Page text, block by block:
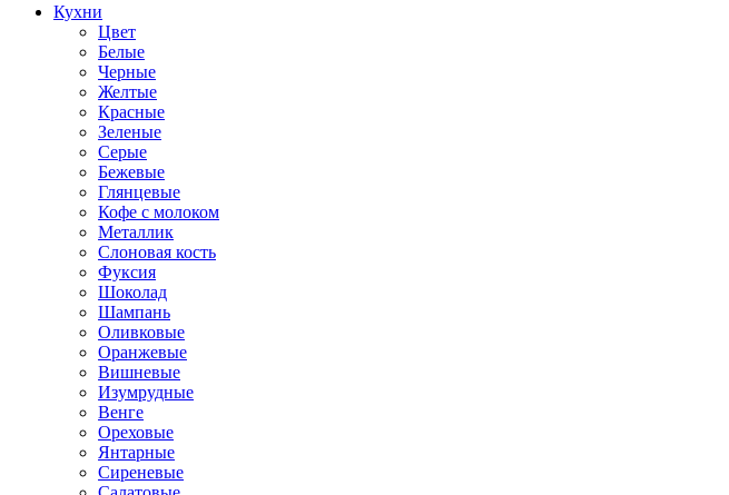
Кухни
Цвет
Белые
Черные
Желтые
Красные
Зеленые
Серые
Бежевые
Глянцевые
Кофе с молоком
Металлик
Слоновая кость
Фуксия
Шоколад
Шампань
Оливковые
Оранжевые
Вишневые
Изумрудные
Венге
Ореховые
Янтарные
Сиреневые